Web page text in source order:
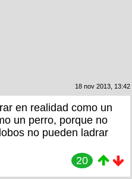
18 nov 2013, 13:42
en realidad como un
un perro, porque no
no pueden ladrar
20